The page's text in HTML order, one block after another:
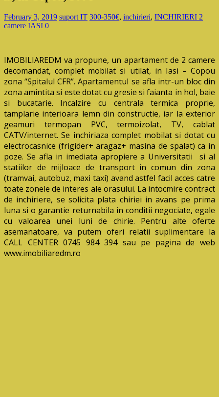
February 3, 2019 suport IT 300-350€, inchirieri, INCHIRIERI 2
camere IASI 0
IMOBILIAREDM va propune, un apartament de 2 camere
decomandat, complet mobilat si utilat, in Iasi – Copou
zona “Spitalul CFR”. Apartamentul se afla intr-un bloc din
zona amintita si este dotat cu gresie si faianta in hol, baie
si bucatarie. Incalzire cu centrala termica proprie,
tamplarie interioara lemn din constructie, iar la exterior
geamuri termopan PVC, termoizolat, TV, cablat
CATV/internet. Se inchiriaza complet mobilat si dotat cu
electrocasnice (frigider+ aragaz+ masina de spalat) ca in
poze. Se afla in imediata apropiere a Universitatii si al
statiilor de mijloace de transport in comun din zona
(tramvai, autobuz, maxi taxi) avand astfel facil acces catre
toate zonele de interes ale orasului. La intocmire contract
de inchiriere, se solicita plata chiriei in avans pe prima
luna si o garantie returnabila in conditii negociate, egale
cu valoarea unei luni de chirie. Pentru alte oferte
asemanatoare, va putem oferi relatii suplimentare la
CALL CENTER 0745 984 394 sau pe pagina de web
www.imobiliaredm.ro